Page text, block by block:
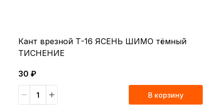
Кант врезной Т-16 ЯСЕНЬ ШИМО тёмный
ТИСНЕНИЕ
30 ₽
В корзину